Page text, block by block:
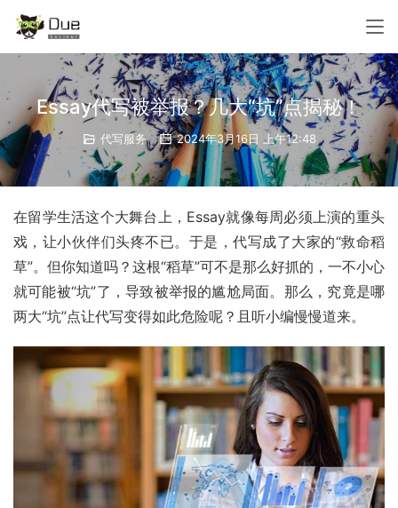
Essay代写被举报？几大“坑”点揭秘！
代写服务 2024年3月16日 上午12:48
在留学生活这个大舞台上，Essay就像每周必须上演的重头
戏，让小伙伴们头疼不已。于是，代写成了大家的“救命稻
草”。但你知道吗？这根“稻草”可不是那么好抓的，一不小心
就可能被“坑”了，导致被举报的尴尬局面。那么，究竟是哪
两大“坑”点让代写变得如此危险呢？且听小编慢慢道来。